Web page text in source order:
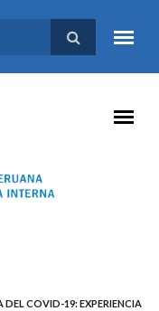
DEL COVID-19: EXPERIENCIA